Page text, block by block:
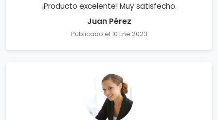
¡Producto excelente! Muy satisfecho.
Juan Pérez
Publicado el 10 Ene 2023